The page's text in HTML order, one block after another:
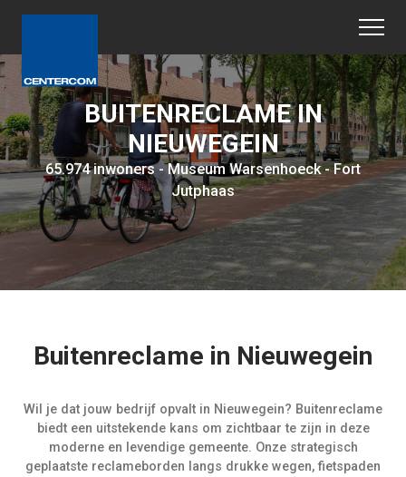
BUITENRECLAME IN
NIEUWEGEIN
65.974 inwoners - Museum Warsenhoeck - Fort
Jutphaas
Buitenreclame in Nieuwegein
Wil je dat jouw bedrijf opvalt in Nieuwegein? Buitenreclame
biedt een uitstekende kans om zichtbaar te zijn in deze
moderne en levendige gemeente. Onze strategisch
geplaatste reclameborden langs drukke wegen, fietspaden